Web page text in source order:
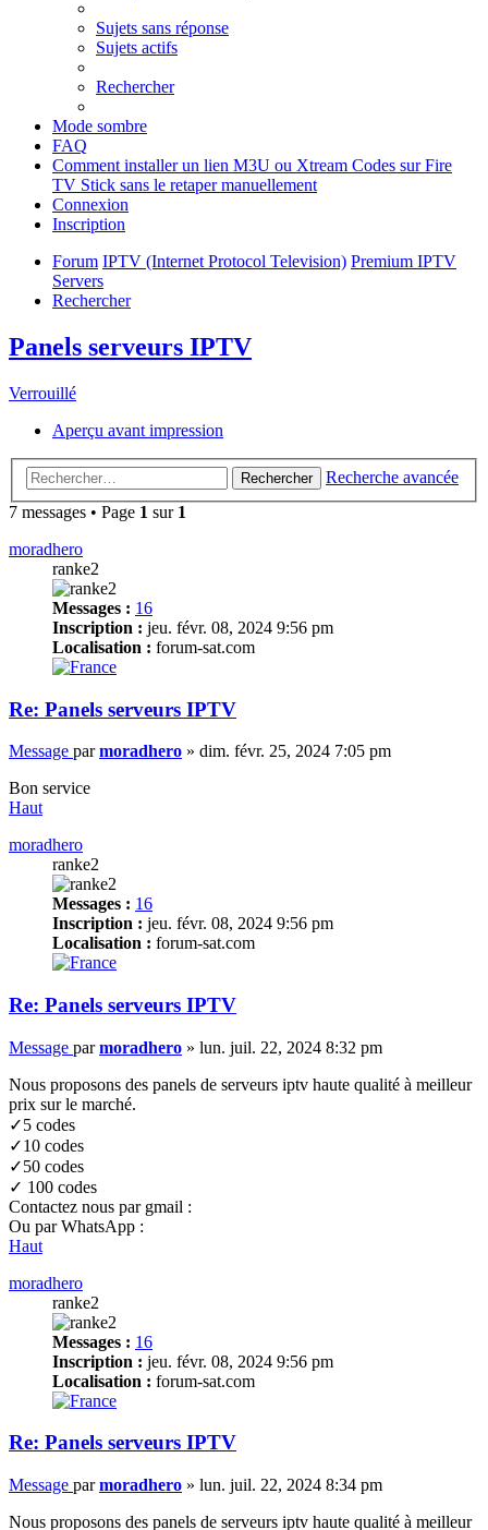
Sujets sans réponse
Sujets actifs
Rechercher
Mode sombre
FAQ
Comment installer un lien M3U ou Xtream Codes sur Fire
TV Stick sans le retaper manuellement
Connexion
Inscription
Forum IPTV (Internet Protocol Television) Premium IPTV
Servers
Rechercher
Panels serveurs IPTV
Verrouillé
Aperçu avant impression
Rechercher
Recherche avancée
7 messages • Page 1 sur 1
moradhero
ranke2
Messages : 16
Inscription : jeu. févr. 08, 2024 9:56 pm
Localisation : forum-sat.com
Re: Panels serveurs IPTV
Message parmoradhero » dim. févr. 25, 2024 7:05 pm
Bon service
Haut
moradhero
ranke2
Messages : 16
Inscription : jeu. févr. 08, 2024 9:56 pm
Localisation : forum-sat.com
Re: Panels serveurs IPTV
Message parmoradhero » lun. juil. 22, 2024 8:32 pm
Nous proposons des panels de serveurs iptv haute qualité à meilleur
prix sur le marché.
✓5 codes
✓10 codes
✓50 codes
✓ 100 codes
Contactez nous par gmail :
Ou par WhatsApp :
Haut
moradhero
ranke2
Messages : 16
Inscription : jeu. févr. 08, 2024 9:56 pm
Localisation : forum-sat.com
Re: Panels serveurs IPTV
Message parmoradhero » lun. juil. 22, 2024 8:34 pm
Nous proposons des panels de serveurs iptv haute qualité à meilleur